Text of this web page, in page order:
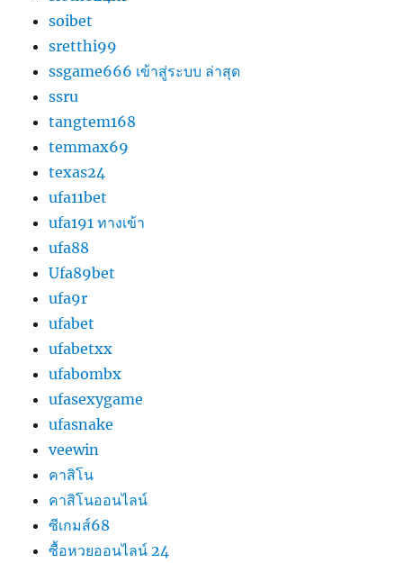
soibet
sretthi99
ssgame666 เข้าสู่ระบบ ล่าสุด
ssru
tangtem168
temmax69
texas24
ufa11bet
ufa191 ทางเข้า
ufa88
Ufa89bet
ufa9r
ufabet
ufabetxx
ufabombx
ufasexygame
ufasnake
veewin
คาสิโน
คาสิโนออนไลน์
ซีเกมส์68
ซื้อหวยออนไลน์ 24